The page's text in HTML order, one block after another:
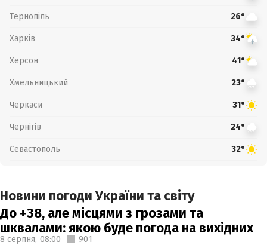
Тернопіль 26°
Харків 34°
Херсон 41°
Хмельницький 23°
Черкаси 31°
Чернігів 24°
Севастополь 32°
Новини погоди України та світу
До +38, але місцями з грозами та
шквалами: якою буде погода на вихідних
8 серпня, 08:00 901